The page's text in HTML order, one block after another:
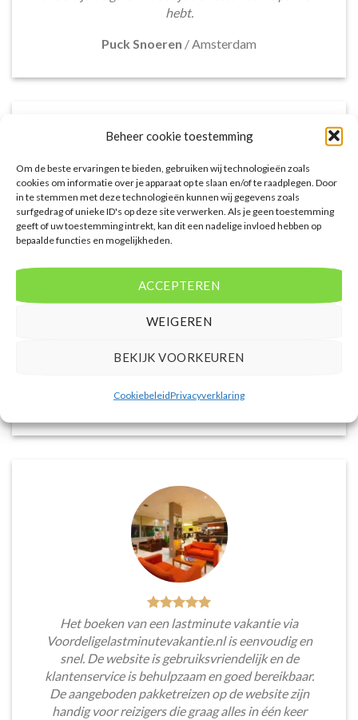
Beheer cookie toestemming
Om de beste ervaringen te bieden, gebruiken wij technologieën zoals
cookies om informatie over je apparaat op te slaan en/of te raadplegen. Door
in te stemmen met deze technologieën kunnen wij gegevens zoals
surfgedrag of unieke ID's op deze site verwerken. Als je geen toestemming
geeft of uw toestemming intrekt, kan dit een nadelige invloed hebben op
bepaalde functies en mogelijkheden.
ACCEPTEREN
WEIGEREN
BEKIJK VOORKEUREN
CookiebeleidPrivacyverklaring
hebt.
Puck Snoeren /Amsterdam
Het aanbod van accommodaties op
voordeligelastminutevakantie.nl is erg goed. Van
luxe resorts tot budgetvriendelijke hotels, de site
biedt een breed scala aan opties. De handige
accommodaties te vinden die aansluiten bij mijn
Tim Beukers/Tilburg
Het boeken van een lastminute vakantie via
Voordeligelastminutevakantie.nl is eenvoudig en
snel. De website is gebruiksvriendelijk en de
klantenservice is behulpzaam en goed bereikbaar.
De aangeboden pakketreizen op de website zijn
handig voor reizigers die graag alles in één keer